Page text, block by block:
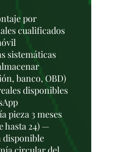
por
cualificados
sistemáticas
banco, OBD)
disponibles
pieza 3 meses
hasta 24) —
disponible